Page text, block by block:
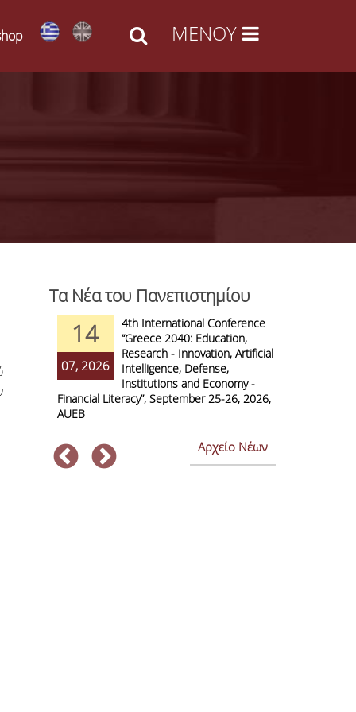
Τα Νέα του Πανεπιστημίου
14
07, 2026
4th International Conference
“Greece 2040: Education,
Research - Innovation, Artificial
Intelligence, Defense,
Institutions and Economy -
Financial Literacy”, September 25-26, 2026,
AUEB
Αρχείο Νέων